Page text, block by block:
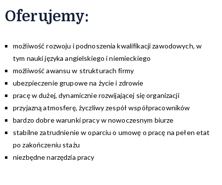
Oferujemy:
możliwość rozwoju i podnoszenia kwalifikacji zawodowych, w
tym nauki języka angielskiego i niemieckiego
możliwość awansu w strukturach firmy
ubezpieczenie grupowe na życie i zdrowie
pracę w dużej, dynamicznie rozwijającej się organizacji
przyjazną atmosferę, życzliwy zespół współpracowników
bardzo dobre warunki pracy w nowoczesnym biurze
stabilne zatrudnienie w oparciu o umowę o pracę na pełen etat
po zakończeniu stażu
niezbędne narzędzia pracy